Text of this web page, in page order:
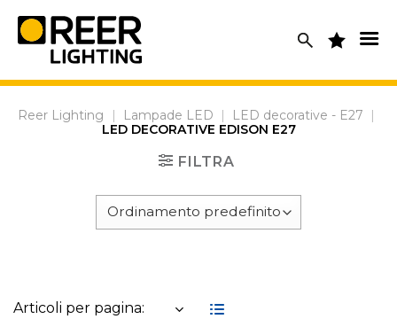
content
Reer Lighting | Lampade LED | LED decorative - E27
|
LED DECORATIVE EDISON E27
FILTRA
Articoli per pagina: